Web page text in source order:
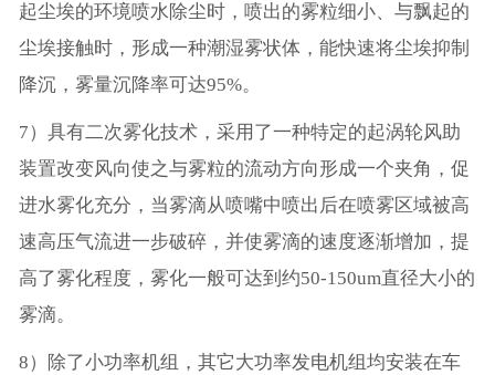
起尘埃的环境喷水除尘时，喷出的雾粒细小、与飘起的
尘埃接触时，形成一种潮湿雾状体，能快速将尘埃抑制
降沉，雾量沉降率可达95%。
7）具有二次雾化技术，采用了一种特定的起涡轮风助
装置改变风向使之与雾粒的流动方向形成一个夹角，促
进水雾化充分，当雾滴从喷嘴中喷出后在喷雾区域被高
速高压气流进一步破碎，并使雾滴的速度逐渐增加，提
高了雾化程度，雾化一般可达到约50-150um直径大小的
雾滴。
8）除了小功率机组，其它大功率发电机组均安装在车